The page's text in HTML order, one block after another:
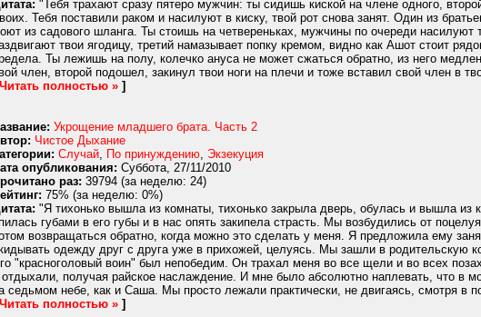
"Тебя трахают сразу пятеро мужчин: ты сидишь киской на члене одного,
Тебя поставили раком и насилуют в киску, твой рот снова занят. Один из
из садового шланга. Ты стоишь на четвереньках, мужчины по очереди
твои ягодицу, третий намазывает попку кремом, видно как Ашот стоит
Ты лежишь на полу, колечко ануса не может сжаться обратно, из него
член, второй подошел, закинул твои ноги на плечи и тоже вставил свой член в
Читать полностью » ]
Укрощение младшего брата. Часть 2
Чистое Дыхание
Случай, По принуждению, Экзекуция
опубликования: Суббота, 27/11/2010
раз: 39794 (за неделю: 24)
75% (за неделю: 0%)
"Я тихонько вышла из комнаты, тихонько закрыла дверь, обулась и вышла
губами в его губы и в нас опять закипела страсть. Мы возбудились от
возвращаться обратно, когда можно это сделать у меня. Я предложила ему
одежду друг с друга уже в прихожей, целуясь. Мы зашли в родительскую
"красноголовый воин" был непобедим. Он трахал меня во все щели и во всех
отдыхали, получая райское наслаждение. И мне было абсолютно наплевать, что в
седьмом небе, как и Саша. Мы просто лежали практически, не двигаясь, смотря в
Читать полностью » ]